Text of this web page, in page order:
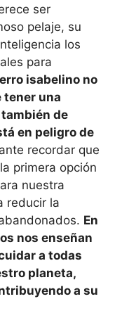
ser
pelaje, su
los
para
isabelino no
tener una
de
en peligro de
recordar que
primera opción
nuestra
reducir la
En
nos enseñan
a todas
planeta,
a su